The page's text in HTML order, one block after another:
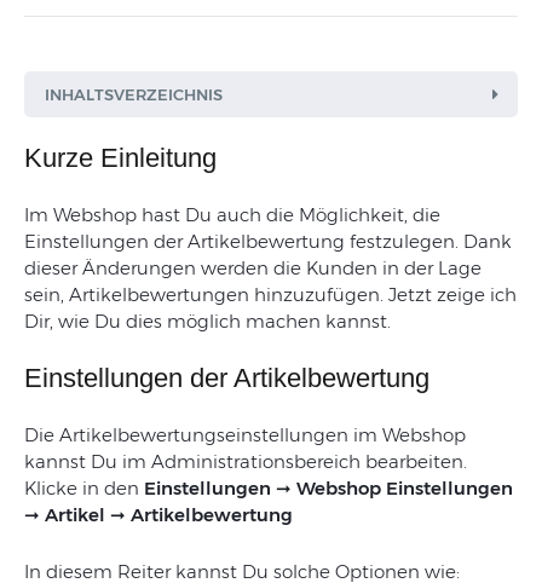
INHALTSVERZEICHNIS
Kurze Einleitung
Im Webshop hast Du auch die Möglichkeit, die
Einstellungen der Artikelbewertung festzulegen. Dank
dieser Änderungen werden die Kunden in der Lage
sein, Artikelbewertungen hinzuzufügen. Jetzt zeige ich
Dir, wie Du dies möglich machen kannst.
Einstellungen der Artikelbewertung
Die Artikelbewertungseinstellungen im Webshop
kannst Du im Administrationsbereich bearbeiten.
Klicke in den Einstellungen ➞ Webshop Einstellungen
➞ Artikel ➞ Artikelbewertung
In diesem Reiter kannst Du solche Optionen wie: